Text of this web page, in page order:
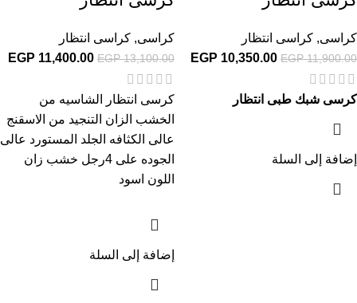
كراسى, كراسى انتظار
EGP11,900.00
EGP 10,350.00
كرسى شبك طبى انتظار
إضافة إلى السلة
كراسى, كراسى انتظار
EGP13,100.00
EGP 11,400.00
كرسى انتظار الشاسيه من
الخشب الزان التنجيد من الاسقنج
عالى الكثافه الجلد المستورد عالى
الجوده على 4رجل خشب زان
اللون اسود
إضافة إلى السلة